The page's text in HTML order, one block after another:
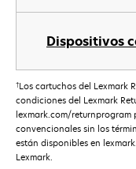
Dispositivos
†Los cartuchos del Lexmark
condiciones del Lexmark
lexmark.com/returnprogram
convencionales sin los
están disponibles en
Lexmark.